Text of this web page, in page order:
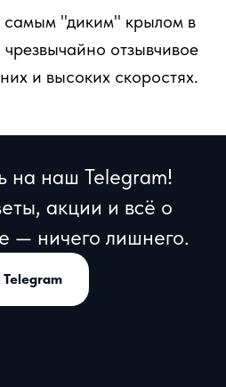
самым "диким" крылом в
отзывчивое
и высоких скоростях.
на наш Telegram!
акции и всё о
— ничего лишнего.
Telegram